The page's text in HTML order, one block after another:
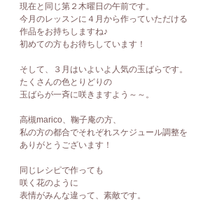
現在と同じ第２木曜日の午前です。
今月のレッスンに４月から作っていただける
作品をお持ちしますね♪
初めての方もお待ちしています！
そして、３月はいよいよ人気の玉ばらです。
たくさんの色とりどりの
玉ばらが一斉に咲きますよう～～。
高槻marico、鞠子庵の方、
私の方の都合でそれぞれスケジュール調整を
ありがとうございます！
同じレシピで作っても
咲く花のように
表情がみんな違って、素敵です。